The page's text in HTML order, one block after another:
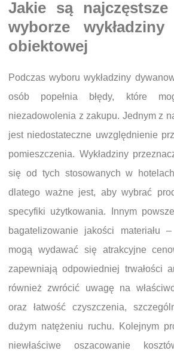
Jakie są najczęstsze
wyborze wykładziny
obiektowej
Podczas wyboru wykładziny
osób popełnia błędy, które
niezadowolenia z zakupu. Jednym z
jest niedostateczne uwzględnienie
pomieszczenia. Wykładziny
się od tych stosowanych w
dlatego ważne jest, aby wybrać
specyfiki użytkowania. Innym
bagatelizowanie jakości materiału
mogą wydawać się atrakcyjne
zapewniają odpowiedniej trwałości
również zwrócić uwagę na
oraz łatwość czyszczenia,
dużym natężeniu ruchu. Kolejnym
niewłaściwe oszacowanie